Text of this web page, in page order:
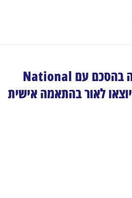
ELS Educational Services, Inc. התקשרה בהסכם עם National